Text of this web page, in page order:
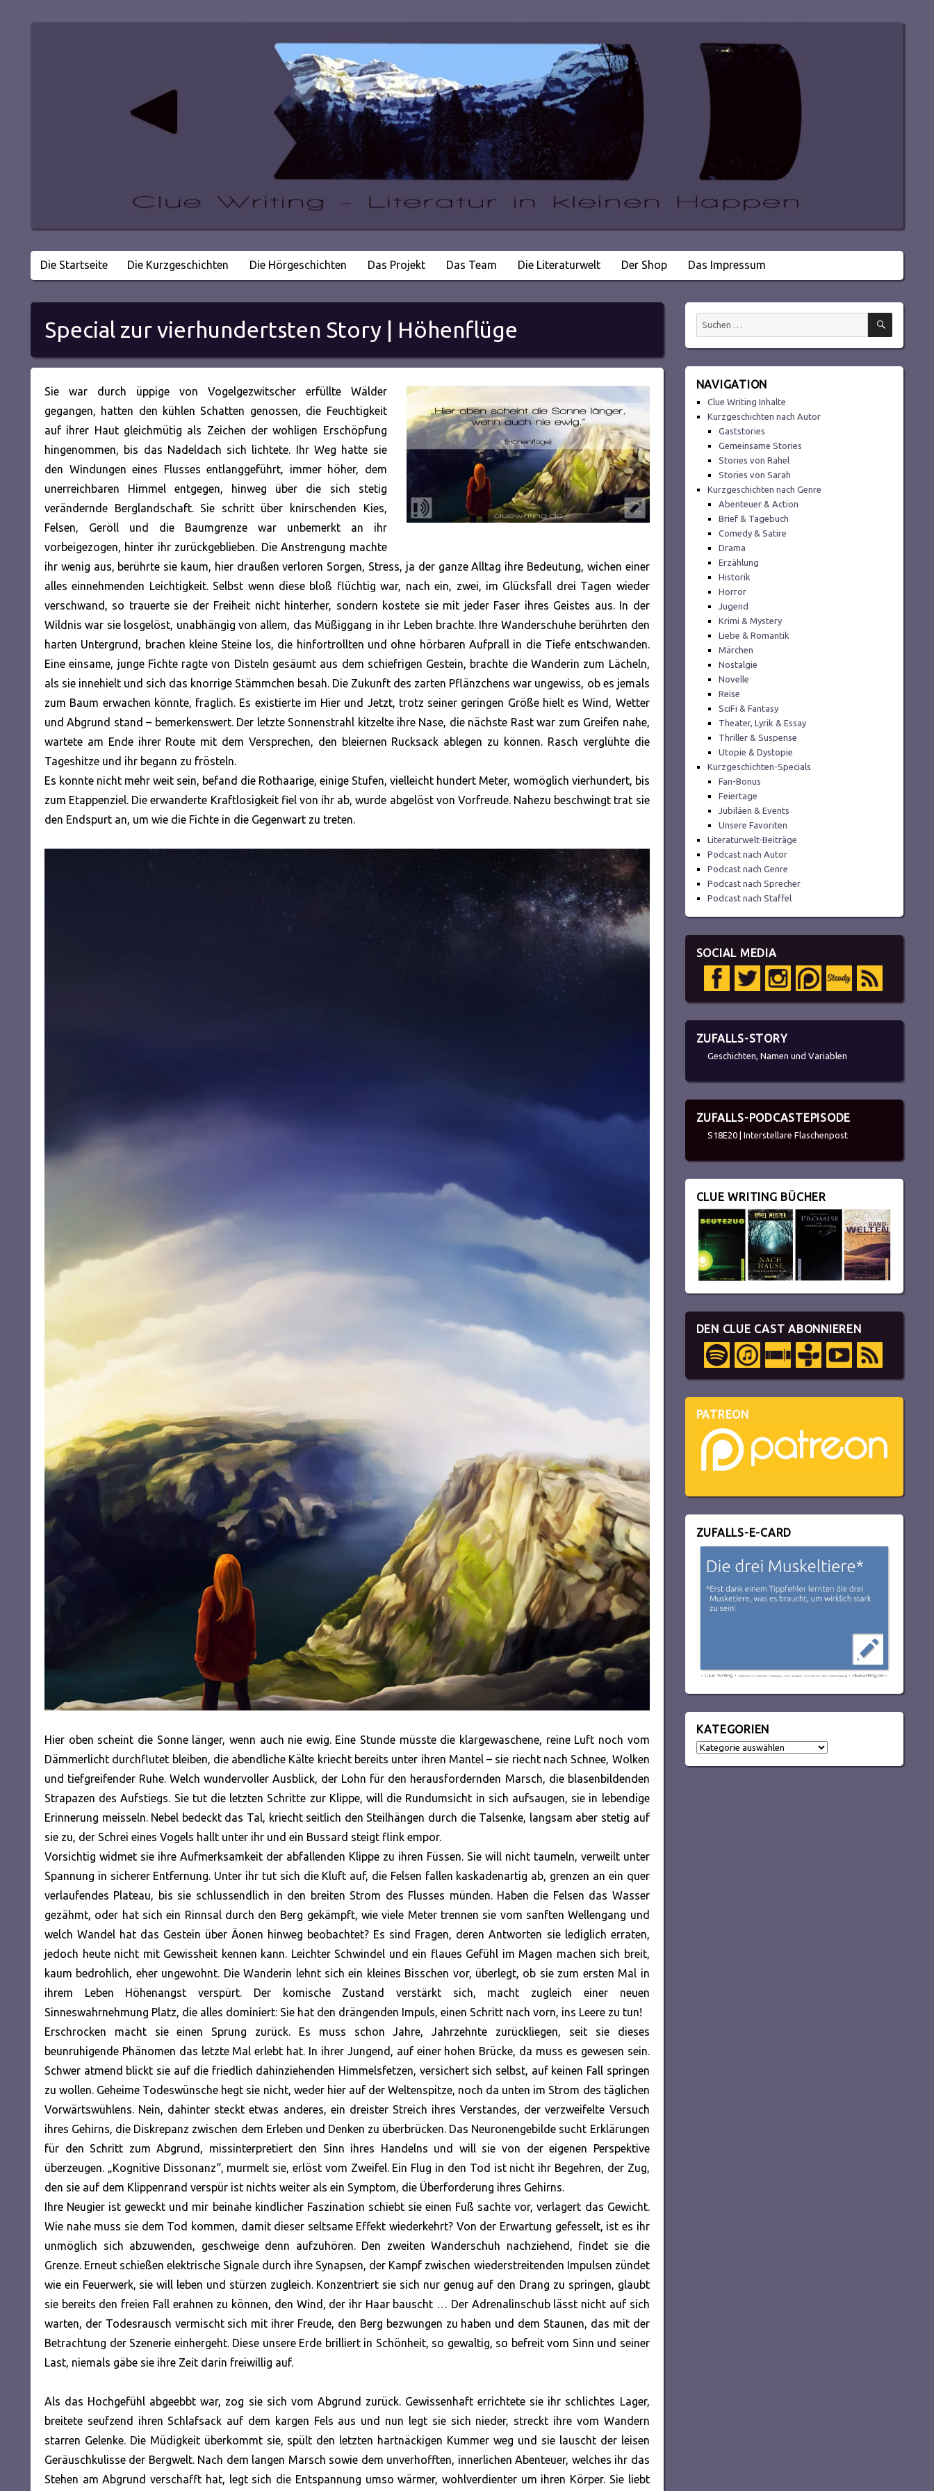
Clue Writing
Die Startseite Die Kurzgeschichten Die Hörgeschichten Das Projekt Das Team Die Literaturwelt Der Shop Das Impressum
Special zur vierhundertsten Story | Höhenflüge
Sie war durch üppige von Vogelgezwitscher erfüllte Wälder
gegangen, hatten den kühlen Schatten genossen, die Feuchtigkeit
auf ihrer Haut gleichmütig als Zeichen der wohligen Erschöpfung
hingenommen, bis das Nadeldach sich lichtete. Ihr Weg hatte sie
den Windungen eines Flusses entlanggeführt, immer höher, dem
unerreichbaren Himmel entgegen, hinweg über die sich stetig
verändernde Berglandschaft. Sie schritt über knirschenden Kies,
Felsen, Geröll und die Baumgrenze war unbemerkt an ihr
vorbeigezogen, hinter ihr zurückgeblieben. Die Anstrengung machte
ihr wenig aus, berührte sie kaum, hier draußen verloren Sorgen, Stress, ja der ganze Alltag ihre Bedeutung, wichen einer
alles einnehmenden Leichtigkeit. Selbst wenn diese bloß flüchtig war, nach ein, zwei, im Glücksfall drei Tagen wieder
verschwand, so trauerte sie der Freiheit nicht hinterher, sondern kostete sie mit jeder Faser ihres Geistes aus. In der
Wildnis war sie losgelöst, unabhängig von allem, das Müßiggang in ihr Leben brachte. Ihre Wanderschuhe berührten den
harten Untergrund, brachen kleine Steine los, die hinfortrollten und ohne hörbaren Aufprall in die Tiefe entschwanden.
Eine einsame, junge Fichte ragte von Disteln gesäumt aus dem schiefrigen Gestein, brachte die Wanderin zum Lächeln,
als sie innehielt und sich das knorrige Stämmchen besah. Die Zukunft des zarten Pflänzchens war ungewiss, ob es jemals
zum Baum erwachen könnte, fraglich. Es existierte im Hier und Jetzt, trotz seiner geringen Größe hielt es Wind, Wetter
und Abgrund stand – bemerkenswert. Der letzte Sonnenstrahl kitzelte ihre Nase, die nächste Rast war zum Greifen nahe,
wartete am Ende ihrer Route mit dem Versprechen, den bleiernen Rucksack ablegen zu können. Rasch verglühte die
Tageshitze und ihr begann zu frösteln.
Es konnte nicht mehr weit sein, befand die Rothaarige, einige Stufen, vielleicht hundert Meter, womöglich vierhundert, bis
zum Etappenziel. Die erwanderte Kraftlosigkeit fiel von ihr ab, wurde abgelöst von Vorfreude. Nahezu beschwingt trat sie
den Endspurt an, um wie die Fichte in die Gegenwart zu treten.
Hier oben scheint die Sonne länger, wenn auch nie ewig. Eine Stunde müsste die klargewaschene, reine Luft noch vom
Dämmerlicht durchflutet bleiben, die abendliche Kälte kriecht bereits unter ihren Mantel – sie riecht nach Schnee, Wolken
und tiefgreifender Ruhe. Welch wundervoller Ausblick, der Lohn für den herausfordernden Marsch, die blasenbildenden
Strapazen des Aufstiegs. Sie tut die letzten Schritte zur Klippe, will die Rundumsicht in sich aufsaugen, sie in lebendige
Erinnerung meisseln. Nebel bedeckt das Tal, kriecht seitlich den Steilhängen durch die Talsenke, langsam aber stetig auf
sie zu, der Schrei eines Vogels hallt unter ihr und ein Bussard steigt flink empor.
Vorsichtig widmet sie ihre Aufmerksamkeit der abfallenden Klippe zu ihren Füssen. Sie will nicht taumeln, verweilt unter
Spannung in sicherer Entfernung. Unter ihr tut sich die Kluft auf, die Felsen fallen kaskadenartig ab, grenzen an ein quer
verlaufendes Plateau, bis sie schlussendlich in den breiten Strom des Flusses münden. Haben die Felsen das Wasser
gezähmt, oder hat sich ein Rinnsal durch den Berg gekämpft, wie viele Meter trennen sie vom sanften Wellengang und
welch Wandel hat das Gestein über Äonen hinweg beobachtet? Es sind Fragen, deren Antworten sie lediglich erraten,
jedoch heute nicht mit Gewissheit kennen kann. Leichter Schwindel und ein flaues Gefühl im Magen machen sich breit,
kaum bedrohlich, eher ungewohnt. Die Wanderin lehnt sich ein kleines Bisschen vor, überlegt, ob sie zum ersten Mal in
ihrem Leben Höhenangst verspürt. Der komische Zustand verstärkt sich, macht zugleich einer neuen
Sinneswahrnehmung Platz, die alles dominiert: Sie hat den drängenden Impuls, einen Schritt nach vorn, ins Leere zu tun!
Erschrocken macht sie einen Sprung zurück. Es muss schon Jahre, Jahrzehnte zurückliegen, seit sie dieses
beunruhigende Phänomen das letzte Mal erlebt hat. In ihrer Jungend, auf einer hohen Brücke, da muss es gewesen sein.
Schwer atmend blickt sie auf die friedlich dahinziehenden Himmelsfetzen, versichert sich selbst, auf keinen Fall springen
zu wollen. Geheime Todeswünsche hegt sie nicht, weder hier auf der Weltenspitze, noch da unten im Strom des täglichen
Vorwärtswühlens. Nein, dahinter steckt etwas anderes, ein dreister Streich ihres Verstandes, der verzweifelte Versuch
ihres Gehirns, die Diskrepanz zwischen dem Erleben und Denken zu überbrücken. Das Neuronengebilde sucht Erklärungen
für den Schritt zum Abgrund, missinterpretiert den Sinn ihres Handelns und will sie von der eigenen Perspektive
überzeugen. „Kognitive Dissonanz“, murmelt sie, erlöst vom Zweifel. Ein Flug in den Tod ist nicht ihr Begehren, der Zug,
den sie auf dem Klippenrand verspür ist nichts weiter als ein Symptom, die Überforderung ihres Gehirns.
Ihre Neugier ist geweckt und mir beinahe kindlicher Faszination schiebt sie einen Fuß sachte vor, verlagert das Gewicht.
Wie nahe muss sie dem Tod kommen, damit dieser seltsame Effekt wiederkehrt? Von der Erwartung gefesselt, ist es ihr
unmöglich sich abzuwenden, geschweige denn aufzuhören. Den zweiten Wanderschuh nachziehend, findet sie die
Grenze. Erneut schießen elektrische Signale durch ihre Synapsen, der Kampf zwischen wiederstreitenden Impulsen zündet
wie ein Feuerwerk, sie will leben und stürzen zugleich. Konzentriert sie sich nur genug auf den Drang zu springen, glaubt
sie bereits den freien Fall erahnen zu können, den Wind, der ihr Haar bauscht … Der Adrenalinschub lässt nicht auf sich
warten, der Todesrausch vermischt sich mit ihrer Freude, den Berg bezwungen zu haben und dem Staunen, das mit der
Betrachtung der Szenerie einhergeht. Diese unsere Erde brilliert in Schönheit, so gewaltig, so befreit vom Sinn und seiner
Last, niemals gäbe sie ihre Zeit darin freiwillig auf.
Als das Hochgefühl abgeebbt war, zog sie sich vom Abgrund zurück. Gewissenhaft errichtete sie ihr schlichtes Lager,
breitete seufzend ihren Schlafsack auf dem kargen Fels aus und nun legt sie sich nieder, streckt ihre vom Wandern
starren Gelenke. Die Müdigkeit überkommt sie, spült den letzten hartnäckigen Kummer weg und sie lauscht der leisen
Geräuschkulisse der Bergwelt. Nach dem langen Marsch sowie dem unverhofften, innerlichen Abenteuer, welches ihr das
Stehen am Abgrund verschafft hat, legt sich die Entspannung umso wärmer, wohlverdienter um ihren Körper. Sie liebt
Suchen
SUCHEN
NAVIGATION
Clue Writing Inhalte
Kurzgeschichten nach Autor
Gaststories
Gemeinsame Stories
Stories von Rahel
Stories von Sarah
Kurzgeschichten nach Genre
Abenteuer & Action
Brief & Tagebuch
Comedy & Satire
Drama
Erzählung
Historik
Horror
Jugend
Krimi & Mystery
Liebe & Romantik
Märchen
Nostalgie
Novelle
Reise
SciFi & Fantasy
Theater, Lyrik & Essay
Thriller & Suspense
Utopie & Dystopie
Kurzgeschichten-Specials
Fan-Bonus
Feiertage
Jubiläen & Events
Unsere Favoriten
Literaturwelt-Beiträge
Podcast nach Autor
Podcast nach Genre
Podcast nach Sprecher
Podcast nach Staffel
SOCIAL MEDIA
ZUFALLS-STORY
Geschichten, Namen und Variablen
ZUFALLS-PODCASTEPISODE
S18E20 | Interstellare Flaschenpost
CLUE WRITING BÜCHER
DEN CLUE CAST ABONNIEREN
PATREON
ZUFALLS-E-CARD
KATEGORIEN
Kategorien